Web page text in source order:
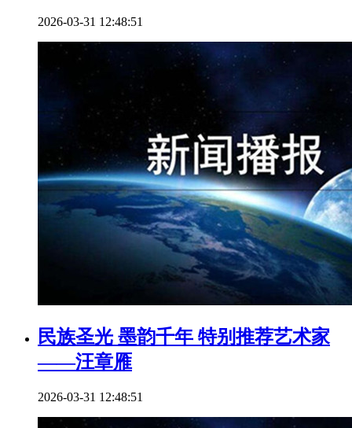
2026-03-31 12:48:51
民族圣光 墨韵千年 特别推荐艺术家
——汪章雁
2026-03-31 12:48:51